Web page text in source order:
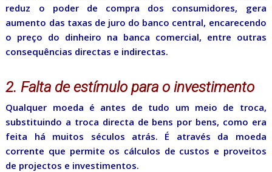
reduz o poder de compra dos consumidores, gera
aumento das taxas de juro do banco central, encarecendo
o preço do dinheiro na banca comercial, entre outras
consequências directas e indirectas.
2. Falta de estímulo para o investimento
Qualquer moeda é antes de tudo um meio de troca,
substituindo a troca directa de bens por bens, como era
feita há muitos séculos atrás. É através da moeda
corrente que permite os cálculos de custos e proveitos
de projectos e investimentos.